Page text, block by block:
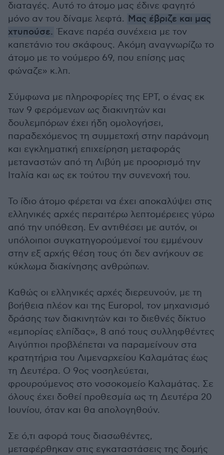
διαταγές. Αυτό το άτομο μας έδινε φαγητό
μόνο αν του δίναμε λεφτά. Μας έβριζε και μας
χτυπούσε. Έκανε παρέα συνέχεια με τον
καπετάνιο του σκάφους. Ακόμη αναγνωρίζω το
άτομο με το νούμερο 69, που επίσης μας
φώναζε» κ.λπ.
Σύμφωνα με πληροφορίες της ΕΡΤ, ο ένας εκ
των 9 φερόμενων ως διακινητών και
δουλεμπόρων έχει ήδη ομολογήσει,
παραδεχόμενος τη συμμετοχή στην παράνομη
και εγκληματική επιχείρηση μεταφοράς
μεταναστών από τη Λιβύη με προορισμό την
Ιταλία και ως εκ τούτου την συνενοχή του.
Το ίδιο άτομο φέρεται να έχει αποκαλύψει στις
ελληνικές αρχές περαιτέρω λεπτομέρειες γύρω
από την υπόθεση. Εν αντιθέσει με αυτόν, οι
υπόλοιποι συγκατηγορούμενοί του εμμένουν
στην εξ αρχής θέση τους ότι δεν ανήκουν σε
κύκλωμα διακίνησης ανθρώπων.
Καθώς οι ελληνικές αρχές διερευνούν, με τη
βοήθεια πλέον και της Europol, τον μηχανισμό
δράσης των διακινητών και το διεθνές δίκτυο
«εμπορίας ελπίδας», 8 από τους συλληφθέντες
Αιγύπτιοι προβλέπεται να παραμείνουν στα
κρατητήρια του Λιμεναρχείου Καλαμάτας έως
τη Δευτέρα. Ο 9ος νοσηλεύεται,
φρουρούμενος στο νοσοκομείο Καλαμάτας. Σε
όλους έχει δοθεί προθεσμία ως τη Δευτέρα 20
Ιουνίου, όταν και θα απολογηθούν.
Σε ό,τι αφορά τους διασωθέντες,
μεταφέρθηκαν στις εγκαταστάσεις της δομής